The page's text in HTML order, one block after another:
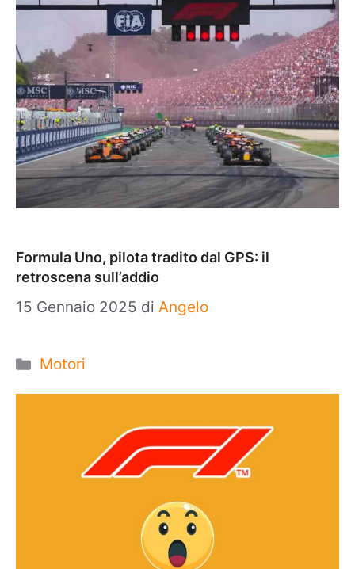
Formula Uno, pilota tradito dal GPS: il
retroscena sull’addio
15 Gennaio 2025 di Angelo
Categorie
Motori